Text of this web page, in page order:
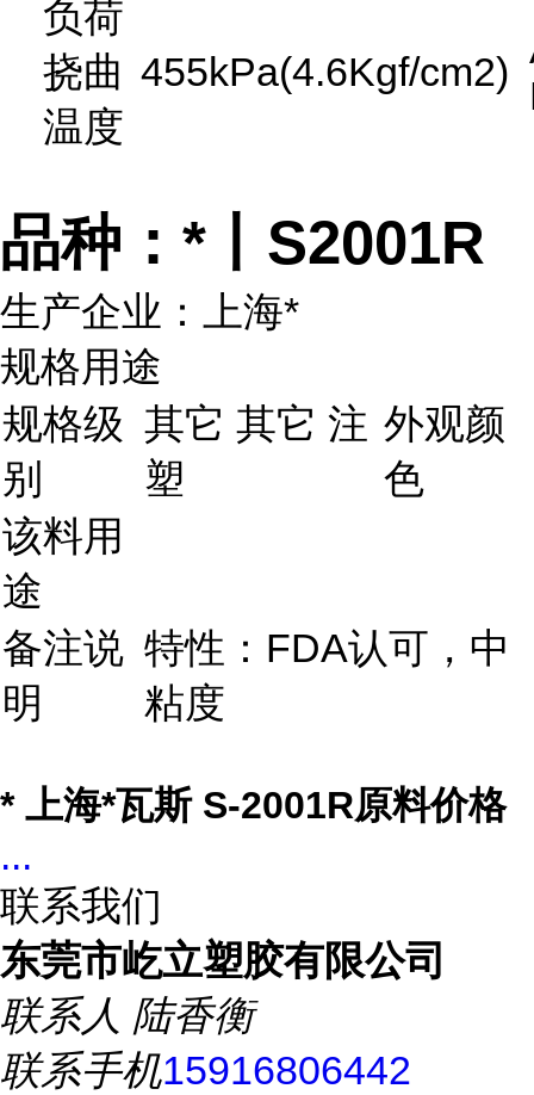
负荷
挠曲
温度
455kPa(4.6Kgf/cm2)
品种：*丨S2001R
生产企业：上海*
规格用途
规格级
别
其它 其它 注
塑
外观颜
色
该料用
途
备注说
明
特性：FDA认可，中
粘度
* 上海*瓦斯 S-2001R原料价格
...
联系我们
东莞市屹立塑胶有限公司
联系人 陆香衡
联系手机15916806442